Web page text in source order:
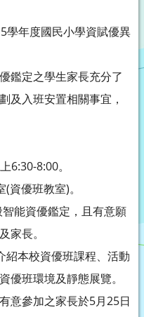
年度國民小學資賦優異
鑑定之學生家長充分了
及入班安置相關事宜，
8:00。
優班教室)。
能資優鑑定，且有意願
家長。
本校資優班課程、活動
優班環境及靜態展覽。
意參加之家長於5月25日